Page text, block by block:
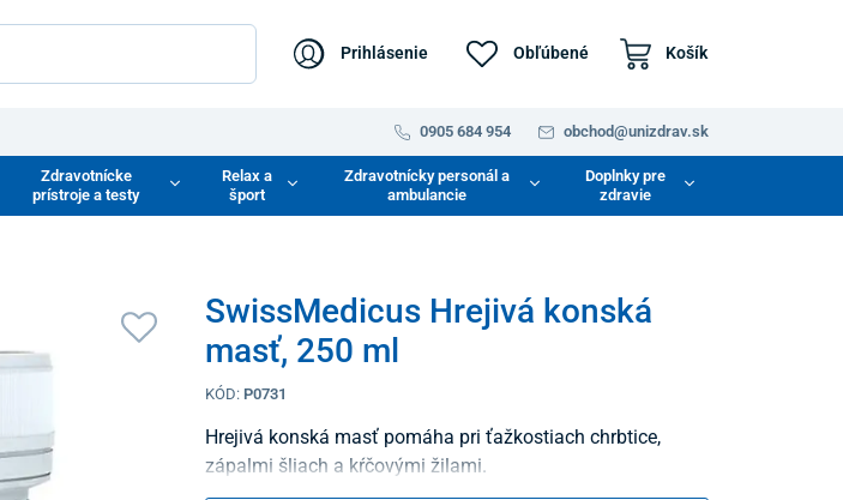
Prihlásenie Obľúbené Košík
0905 684 954 obchod@unizdrav.sk
Zdravotnícke
prístroje a testy
Relax a
šport
Zdravotnícky personál a
ambulancie
Doplnky pre
zdravie
SwissMedicus Hrejivá konská
masť, 250 ml
KÓD: P0731
Hrejivá konská masť pomáha pri ťažkostiach chrbtice,
zápalmi šliach a kŕčovými žilami.